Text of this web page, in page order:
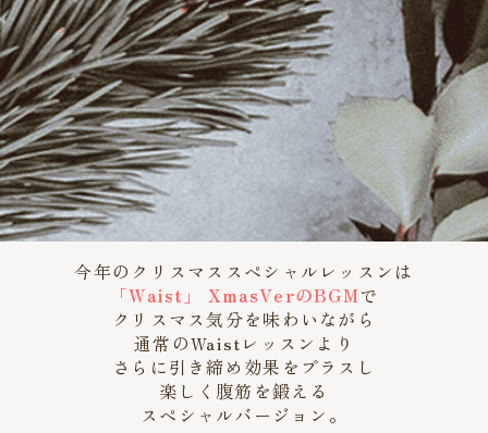
今年のクリスマススペシャルレッスンは
「Waist」 XmasVerのBGMで
クリスマス気分を味わいながら
通常のWaistレッスンより
さらに引き締め効果をプラスし
楽しく腹筋を鍛える
スペシャルバージョン。